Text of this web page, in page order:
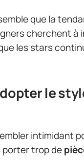
que la
cherchent
les stars
le
intimidant
porter trop de